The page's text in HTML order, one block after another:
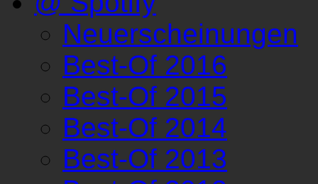
Neuerscheinungen
Best-Of 2016
Best-Of 2015
Best-Of 2014
Best-Of 2013